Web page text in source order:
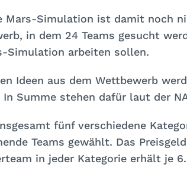
Mars-Simulation ist damit noch
in dem 24 Teams gesucht
Simulation arbeiten sollen.
Ideen aus dem Wettbewerb
Summe stehen dafür laut der
fünf verschiedene
Teams gewählt. Das
in jeder Kategorie erhält je